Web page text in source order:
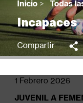
enlaces
de
ayuda
la
navegación
Inicio > Todas
Incapaces
Compartir
1 Febrero 2026
JUVENIL A